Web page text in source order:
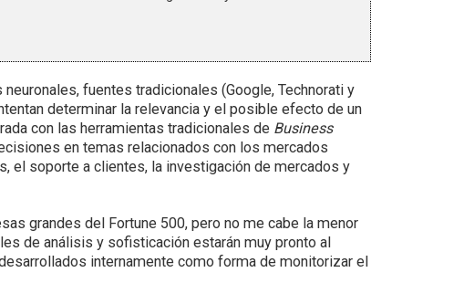
fuentes tradicionales (Google, Technorati y
determinar la relevancia y el posible efecto de un
con las herramientas tradicionales de Business
en temas relacionados con los mercados
el soporte a clientes, la investigación de mercados y
grandes del Fortune 500, pero no me cabe la menor
de análisis y sofisticación estarán muy pronto al
internamente como forma de monitorizar el